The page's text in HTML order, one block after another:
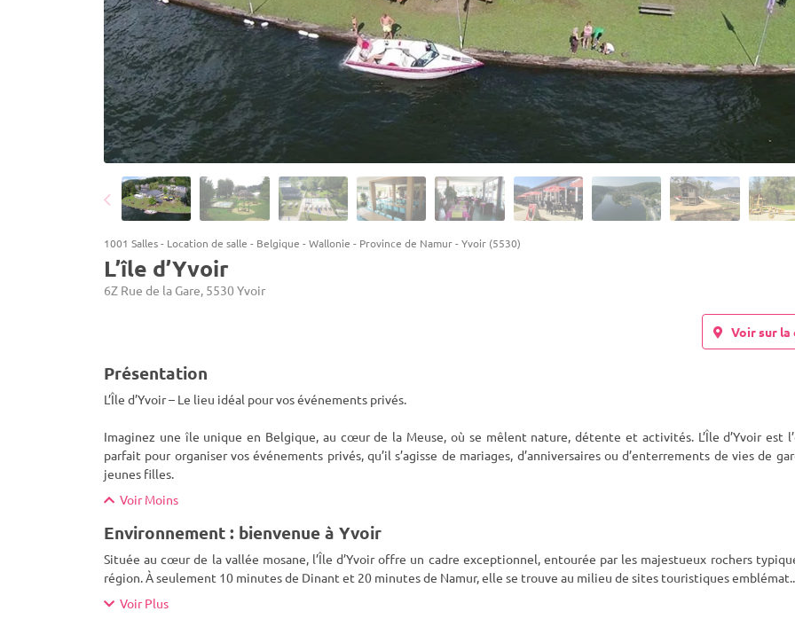
1001 Salles- Location de salle - Belgique -Wallonie - Province de Namur-Yvoir (5530)
L’île d’Yvoir
6Z Rue de la Gare, 5530 Yvoir
Voir sur la
Présentation
L’Île d’Yvoir – Le lieu idéal pour vos événements privés.
Imaginez une île unique en Belgique, au cœur de la Meuse, où se mêlent nature, détente et activités. L’Île d’Yvoir est
parfait pour organiser vos événements privés, qu’il s’agisse de mariages, d’anniversaires ou d’enterrements de vies de
jeunes filles.
Voir Moins
Environnement : bienvenue à Yvoir
Située au cœur de la vallée mosane, l’Île d’Yvoir offre un cadre exceptionnel, entourée par les majestueux rochers
région. À seulement 10 minutes de Dinant et 20 minutes de Namur, elle se trouve au milieu de sites touristiques emblémat
Voir Plus